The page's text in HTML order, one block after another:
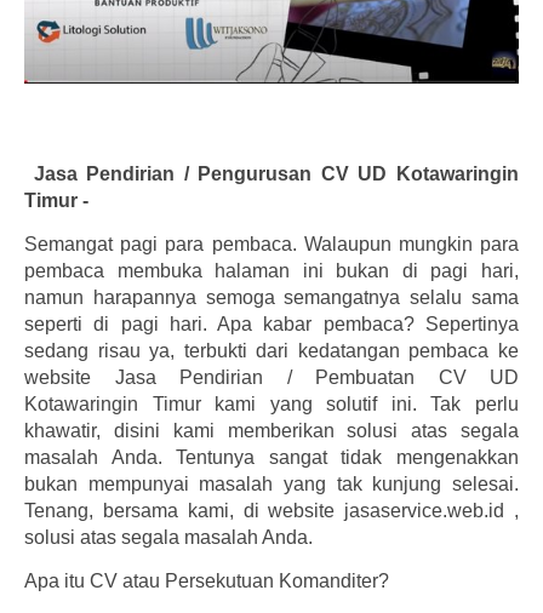
Jasa Pendirian / Pengurusan CV UD Kotawaringin
Timur -
Semangat pagi para pembaca. Walaupun mungkin para
pembaca membuka halaman ini bukan di pagi hari,
namun harapannya semoga semangatnya selalu sama
seperti di pagi hari. Apa kabar pembaca? Sepertinya
sedang risau ya, terbukti dari kedatangan pembaca ke
website Jasa Pendirian / Pembuatan CV UD
Kotawaringin Timur kami yang solutif ini. Tak perlu
khawatir, disini kami memberikan solusi atas segala
masalah Anda. Tentunya sangat tidak mengenakkan
bukan mempunyai masalah yang tak kunjung selesai.
Tenang, bersama kami, di website jasaservice.web.id ,
solusi atas segala masalah Anda.
Apa itu CV atau Persekutuan Komanditer?